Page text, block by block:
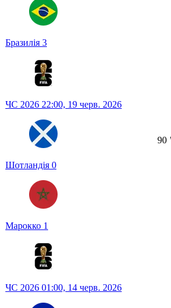
Бразилія 3
ЧС 2026 22:00, 19 черв. 2026
Шотландія 0
Марокко 1
90 ʼ
ЧС 2026 01:00, 14 черв. 2026